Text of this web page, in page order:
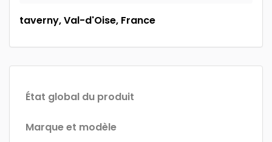
taverny, Val-d'Oise, France
État global du produit
Marque et modèle